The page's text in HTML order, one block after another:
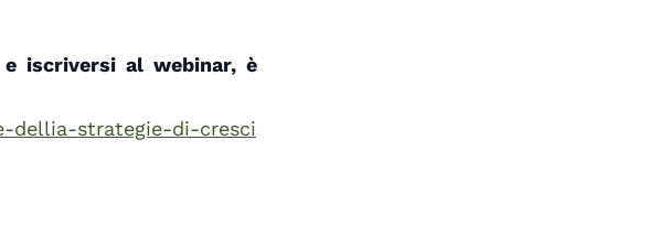
iscriversi al webinar, è
dellia-strategie-di-cresci